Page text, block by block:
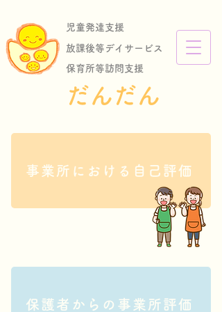
児童発達支援
保育所等訪問支援
放課後等デイサービス
​だんだん
事業所における自己評価
保護者からの事業所評価